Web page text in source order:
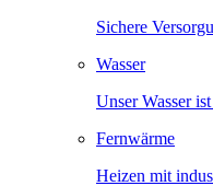
Sichere
Wasser
Unser Wasser
Fernwärme
Heizen mit